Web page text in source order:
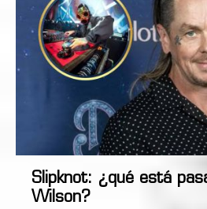
Slipknot: ¿qué está
Wilson?